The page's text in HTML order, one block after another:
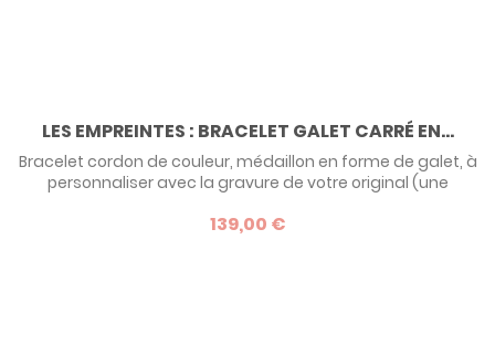
LES EMPREINTES : BRACELET GALET CARRÉ EN...
Bracelet cordon de couleur, médaillon en forme de galet, à
personnaliser avec la gravure de votre original (une
pied, ou encore un dessin). Avec Marmottine, réalisez un
139,00 €